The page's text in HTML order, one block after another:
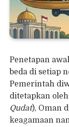
Penetapan
beda di setiap
Pemerintah
ditetapkan
Qudat), Oman
keagamaan